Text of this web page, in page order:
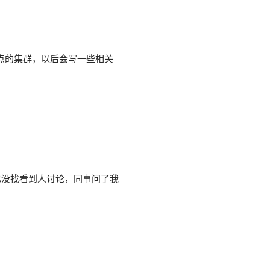
的集群，以后会写一些相关
找看到人讨论，同事问了我